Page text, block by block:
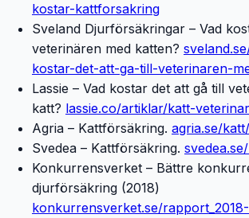
kostar-kattforsakring
Sveland Djurförsäkringar – Vad
veterinären med katten?
kostar-det-att-ga-till-veterinaren-
Lassie – Vad kostar det att gå till
katt? lassie.co/artiklar/katt-
Agria – Kattförsäkring. agria.se/
Svedea – Kattförsäkring.
Konkurrensverket – Bättre
djurförsäkring (2018)
konkurrensverket.se/